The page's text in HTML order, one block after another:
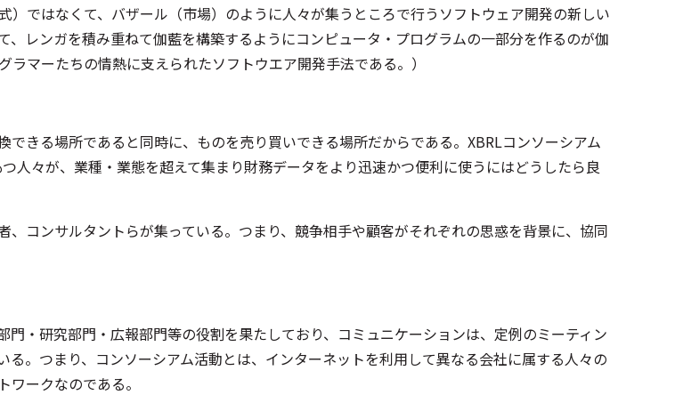
ではなくて、バザール（市場）のように人々が集うところで行うソフトウェア開発の新しい
レンガを積み重ねて伽藍を構築するようにコンピュータ・プログラムの一部分を作るのが伽
マーたちの情熱に支えられたソフトウエア開発手法である。）
きる場所であると同時に、ものを売り買いできる場所だからである。XBRLコンソーシアム
人々が、業種・業態を超えて集まり財務データをより迅速かつ便利に使うにはどうしたら良
コンサルタントらが集っている。つまり、競争相手や顧客がそれぞれの思惑を背景に、協同
・研究部門・広報部門等の役割を果たしており、コミュニケーションは、定例のミーティン
。つまり、コンソーシアム活動とは、インターネットを利用して異なる会社に属する人々の
ークなのである。